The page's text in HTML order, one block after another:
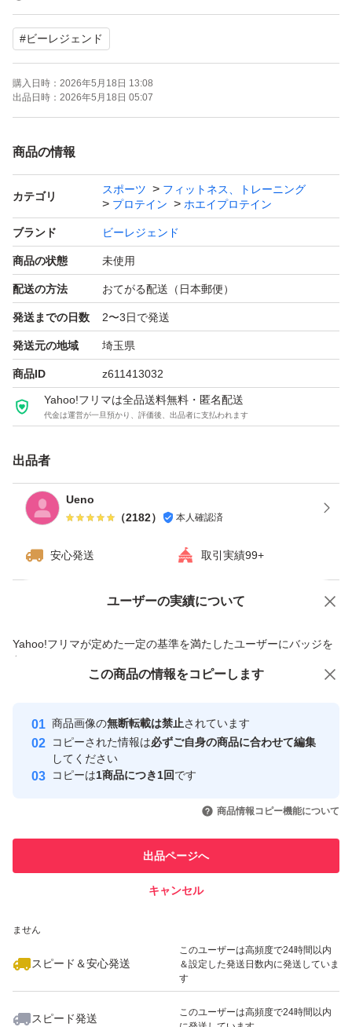
#ビーレジェンド
購入日時： 2026年5月18日 13:08
出品日時： 2026年5月18日 05:07
商品の情報
カテゴリ
スポーツ
フィットネス、トレーニング
プロテイン
ホエイプロテイン
ブランド ビーレジェンド
商品の状態 未使用
配送の方法 おてがる配送（日本郵便）
発送までの日数 2〜3日で発送
発送元の地域 埼玉県
商品ID z611413032
Yahoo!フリマは全品送料無料・匿名配送
代金は運営が一旦預かり、評価後、出品者に支払われます
出品者
Ueno
（2182） 本人確認済
安心発送 取引実績99+
ユーザーの実績について
Yahoo!フリマが定めた一定の基準を満たしたユーザーにバッジを
付与しています
安心取引出品者
心・安全なユーザーです
取引実績
引を完了させた実績があります
での取引実績があります
ません
スピード＆安心発送
このユーザーは高頻度で24時間以内
＆設定した発送日数内に発送していま
す
スピード発送
このユーザーは高頻度で24時間以内
価格の相談 商品への質問
この商品の情報をコピーします
商品画像の無断転載は禁止されています
コピーされた情報は必ずご自身の商品に合わせて編集
してください
コピーは1商品につき1回です
商品情報コピー機能について
出品ページへ
キャンセル
この商品をみている人にオススメ